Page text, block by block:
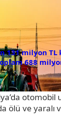
131 milyon TL
688
otomobil
ölü ve yaralı